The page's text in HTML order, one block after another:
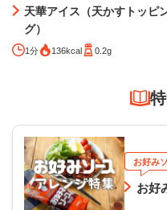
天華アイス（天かすトッピ
グ）
1分 136kcal 0.2g
お好み
お好